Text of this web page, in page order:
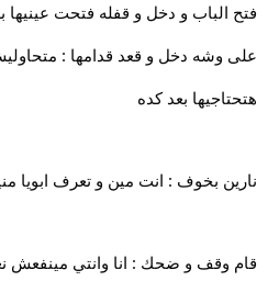
فتح الباب و دخل و قفله فتحت
على وشه دخل و قعد قدامها :
هتحتاجيها بعد كده
نارين بخوف : انت مين و تعرف ابويا
قام وقف و ضحك : انا وانتي مينفعش